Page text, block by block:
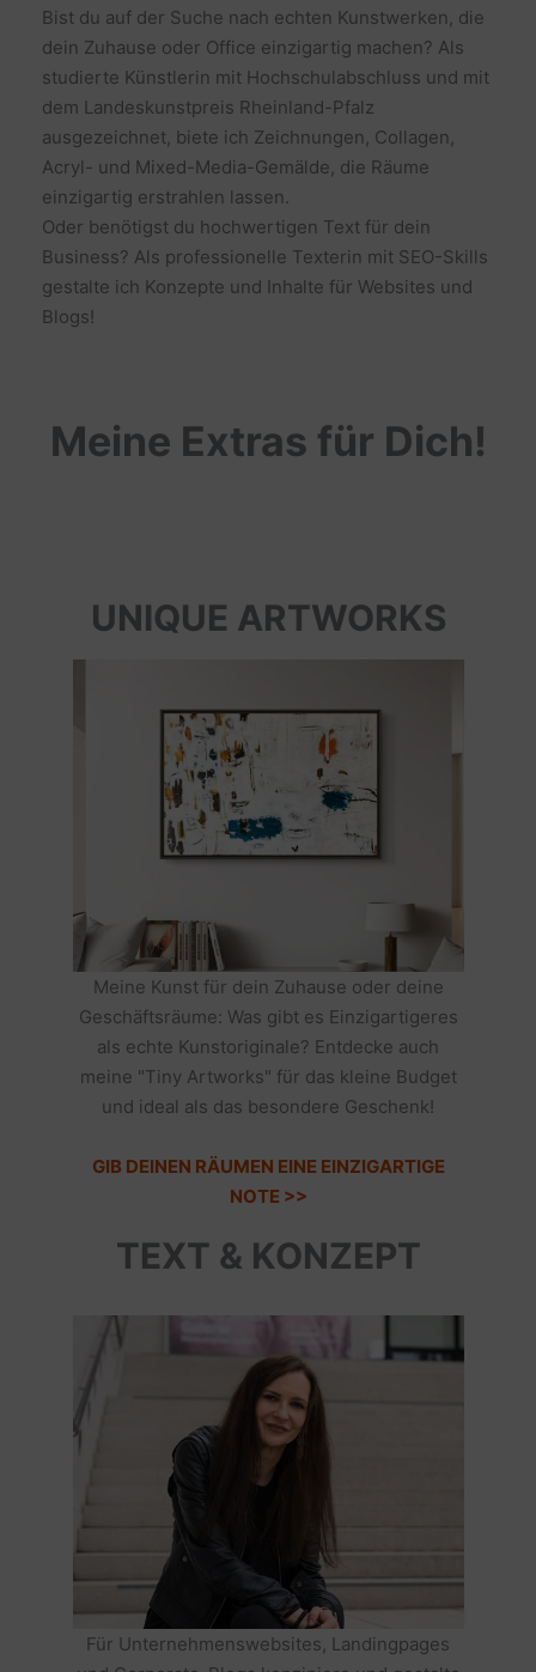
Bist du auf der Suche nach echten Kunstwerken, die
dein Zuhause oder Office einzigartig machen? Als
studierte Künstlerin mit Hochschulabschluss und mit
dem Landeskunstpreis Rheinland-Pfalz
ausgezeichnet, biete ich Zeichnungen, Collagen,
Acryl- und Mixed-Media-Gemälde, die Räume
einzigartig erstrahlen lassen.
Oder benötigst du hochwertigen Text für dein
Business? Als professionelle Texterin mit SEO-Skills
gestalte ich Konzepte und Inhalte für Websites und
Blogs!
Meine Extras für Dich!
UNIQUE ARTWORKS
Meine Kunst für dein Zuhause oder deine
Geschäftsräume: Was gibt es Einzigartigeres
als echte Kunstoriginale? Entdecke auch
meine "Tiny Artworks" für das kleine Budget
und ideal als das besondere Geschenk!
GIB DEINEN RÄUMEN EINE EINZIGARTIGE
NOTE >>
TEXT & KONZEPT
Für Unternehmenswebsites, Landingpages